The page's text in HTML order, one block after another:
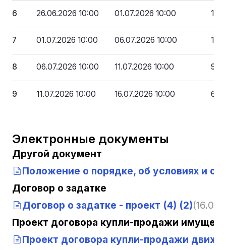
6 26.06.2026 10:00 01.07.2026 10:00
7 01.07.2026 10:00 06.07.2026 10:00
8 06.07.2026 10:00 11.07.2026 10:00 99
9 11.07.2026 10:00 16.07.2026 10:00 66
Электронные документы
Другой документ
Положение о порядке, об условиях и о
Договор о задатке
Договор о задатке - проект (4) (2)
Проект договора купли-продажи
Проект договора купли-продажи